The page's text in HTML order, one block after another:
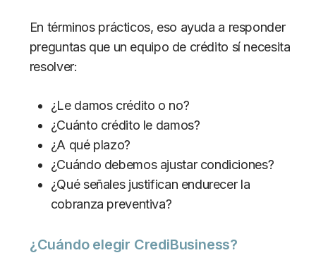
En términos prácticos, eso ayuda a responder
preguntas que un equipo de crédito sí necesita
resolver:
¿Le damos crédito o no?
¿Cuánto crédito le damos?
¿A qué plazo?
¿Cuándo debemos ajustar condiciones?
¿Qué señales justifican endurecer la
cobranza preventiva?
¿Cuándo elegir CrediBusiness?